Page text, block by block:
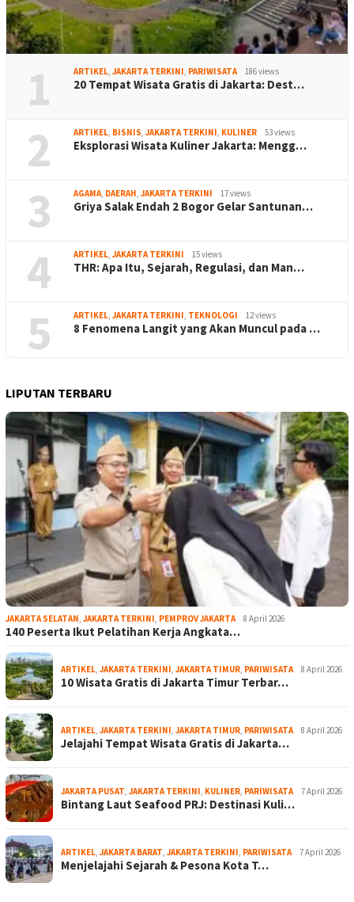
1 ARTIKEL, JAKARTA TERKINI, PARIWISATA 186 views
20 Tempat Wisata Gratis di Jakarta: Dest…
2 ARTIKEL, BISNIS, JAKARTA TERKINI, KULINER 53 views
Eksplorasi Wisata Kuliner Jakarta: Mengg…
3 AGAMA, DAERAH, JAKARTA TERKINI 17 views
Griya Salak Endah 2 Bogor Gelar Santunan…
4 ARTIKEL, JAKARTA TERKINI 15 views
THR: Apa Itu, Sejarah, Regulasi, dan Man…
5 ARTIKEL, JAKARTA TERKINI, TEKNOLOGI 12 views
8 Fenomena Langit yang Akan Muncul pada …
LIPUTAN TERBARU
JAKARTA SELATAN JAKARTA TERKINI PEMPROV JAKARTA 8 April 2026
140 Peserta Ikut Pelatihan Kerja Angkata…
ARTIKEL JAKARTA TERKINI JAKARTA TIMUR PARIWISATA 8 April 2026
10 Wisata Gratis di Jakarta Timur Terbar…
ARTIKEL JAKARTA TERKINI JAKARTA TIMUR PARIWISATA 8 April 2026
Jelajahi Tempat Wisata Gratis di Jakarta…
JAKARTA PUSAT JAKARTA TERKINI KULINER PARIWISATA 7 April 2026
Bintang Laut Seafood PRJ: Destinasi Kuli…
ARTIKEL JAKARTA BARAT JAKARTA TERKINI PARIWISATA 7 April 2026
Menjelajahi Sejarah & Pesona Kota T…